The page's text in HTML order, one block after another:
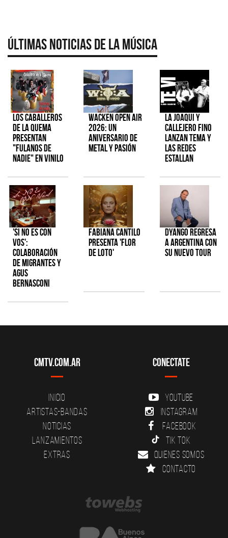
Últimas Noticias de la Música
Los Caballeros
de la Quema
presentan
"Fulanos de
Nadie" en vinilo
Wacken Open Air
2026: Un
aniversario de
metal y pasión
La Joaqui y
Callejero Fino
lanzan tema y
las redes
estallan
'Si No Es Con
Vos':
colaboración
de Migrantes y
Agus
Bernasconi
Fabiana Cantilo
presenta 'Flor
de Loto'
Dyango regresa
a Argentina con
su nuevo tour
CMTV.com.ar
Inicio
Artistas-Bandas
Noticias
Lanzamientos
Extras
Conectate
YouTube
Instagram
Facebook
Tik Tok
Quienes somos
Contacto